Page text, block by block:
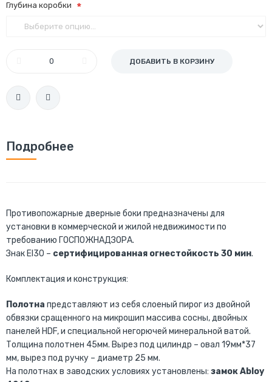
Глубина коробки
ДОБАВИТЬ В КОРЗИНУ
Подробнее
Противопожарные дверные боки предназначены для
установки в коммерческой и жилой недвижимости по
требованию ГОСПОЖНАДЗОРА.
Знак EI30 – сертифицированная огнестойкость 30 мин.
Комплектация и конструкция:
Полотна представляют из себя слоеный пирог из двойной
обвязки сращенного на микрошип массива сосны, двойных
панелей HDF, и специальной негорючей минеральной ватой.
Толщина полотнен 45мм. Вырез под цилиндр – овал 19мм*37
мм, вырез под ручку – диаметр 25 мм.
На полотнах в заводских условиях установлены: замок Abloy